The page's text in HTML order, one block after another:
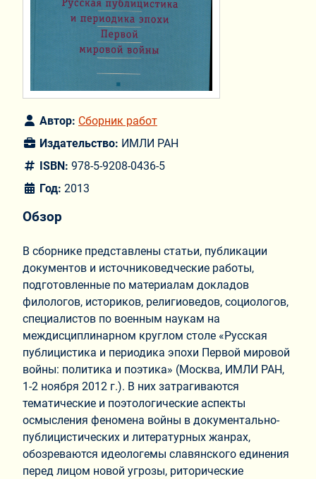
Автор: Сборник работ
Издательство: ИМЛИ РАН
ISBN: 978-5-9208-0436-5
Год: 2013
Обзор
В сборнике представлены статьи, публикации
документов и источниковедческие работы,
подготовленные по материалам докладов
филологов, историков, религиоведов, социологов,
специалистов по военным наукам на
междисциплинарном круглом столе «Русская
публицистика и периодика эпохи Первой мировой
войны: политика и поэтика» (Москва, ИМЛИ РАН,
1-2 ноября 2012 г.). В них затрагиваются
тематические и поэтологические аспекты
осмысления феномена войны в документально-
публицистических и литературных жанрах,
обозреваются идеологемы славянского единения
перед лицом новой угрозы, риторические